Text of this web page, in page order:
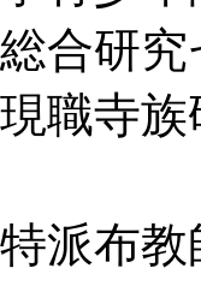
究セ
族研
布教